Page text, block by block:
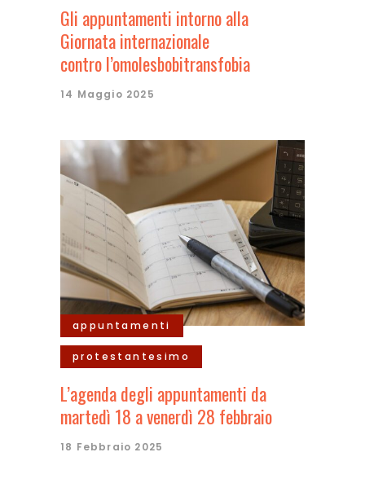
Gli appuntamenti intorno alla
Giornata internazionale
contro l’omolesbobitransfobia
14 Maggio 2025
appuntamenti
protestantesimo
L’agenda degli appuntamenti da
martedì 18 a venerdì 28 febbraio
18 Febbraio 2025